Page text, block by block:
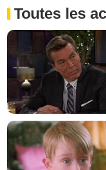
Toutes les